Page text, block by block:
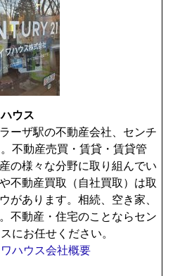
ウス
ーザ駅の不動産会社、センチ
不動産売買・賃貸・賃貸管
の様々な分野に取り組んでい
不動産買取（自社買取）は取
があります。相続、空き家、
不動産・住宅のことならセン
にお任せください。
ハウス会社概要